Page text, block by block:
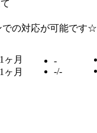
の対応が可能です☆
1ヶ月
1ヶ月
-
-/-